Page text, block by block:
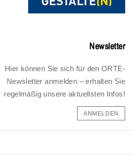
Newsletter
Hier können Sie sich für den ORTE-
Newsletter anmelden – erhalten Sie
regelmäßig unsere aktuellsten Infos!
ANMELDEN